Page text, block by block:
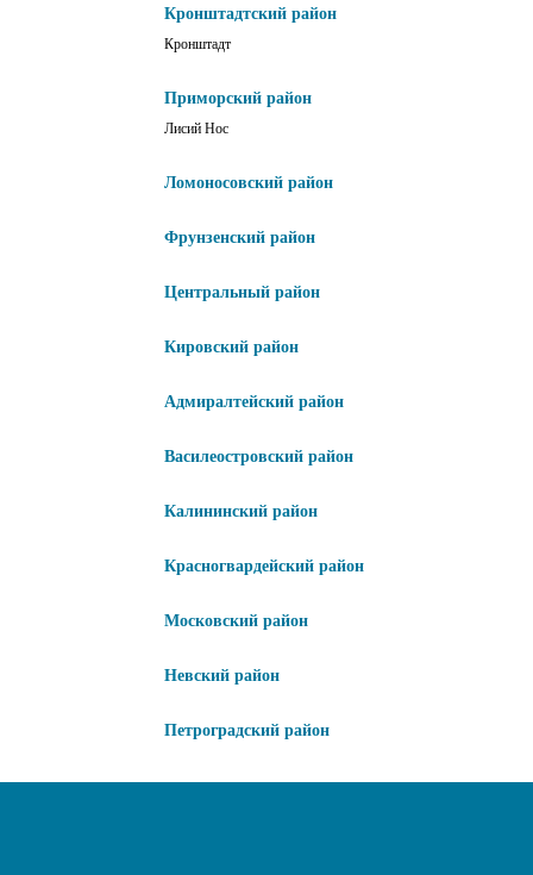
Кронштадтский район
Кронштадт
Приморский район
Лисий Нос
Ломоносовский район
Фрунзенский район
Центральный район
Кировский район
Адмиралтейский район
Василеостровский район
Калининский район
Красногвардейский район
Московский район
Невский район
Петроградский район